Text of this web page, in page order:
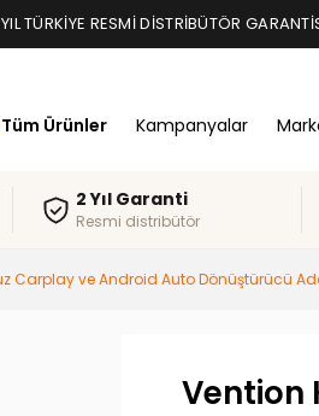
TAKSIT İMKANLARI, ALIŞVERIŞ KREDILERI
Tüm Ürünler Kampanyalar
2 Yıl Garanti
Resmi distribütör
Carplay ve Android Auto Dönüştürücü
Vention